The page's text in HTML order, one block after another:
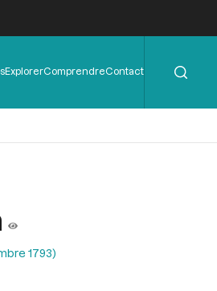
ExplorerComprendreContact
1793)